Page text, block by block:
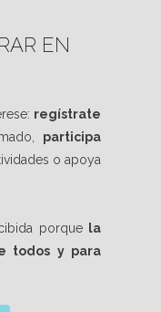
EN
regístrate
participa
o apoya
porque la
todos y para